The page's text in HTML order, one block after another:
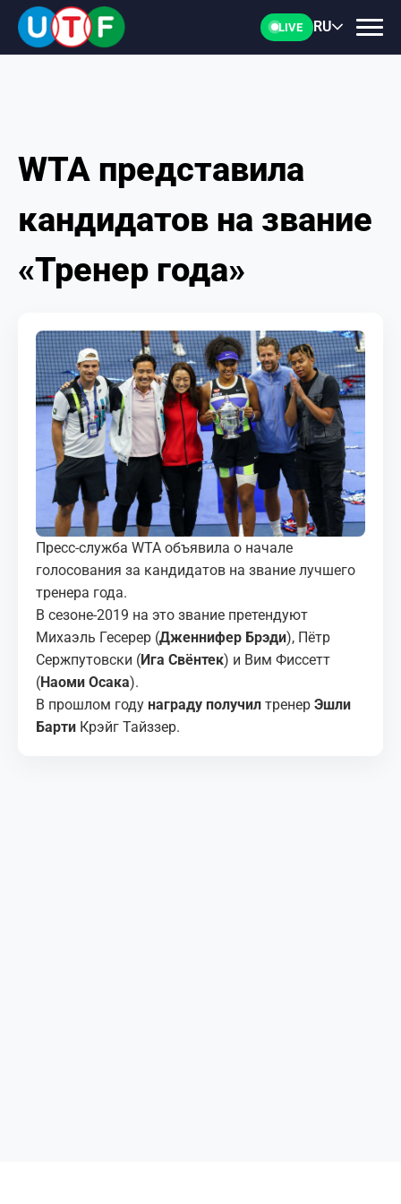
LIVE RU
ГЛАВНАЯ
ФТУ
НОВОСТИ
ПЕРСОНАЛИИ
МЕДИА
КОРТЫ
КОНТАКТЫ
UZ-PIN
WTA представила
кандидатов на звание
«Тренер года»
Пресс-служба WTA объявила о начале
голосования за кандидатов на звание лучшего
тренера года.
В сезоне-2019 на это звание претендуют
Михаэль Гесерер (Дженнифер Брэди), Пётр
Сержпутовски (Ига Свёнтек) и Вим Фиссетт
(Наоми Осака).
В прошлом году награду получил тренер Эшли
Барти Крэйг Тайззер.